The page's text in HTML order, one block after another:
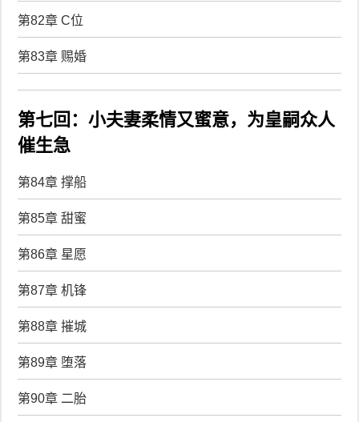
第82章 C位
第83章 赐婚
第七回：小夫妻柔情又蜜意，为皇嗣众人
催生急
第84章 撑船
第85章 甜蜜
第86章 星愿
第87章 机锋
第88章 摧城
第89章 堕落
第90章 二胎